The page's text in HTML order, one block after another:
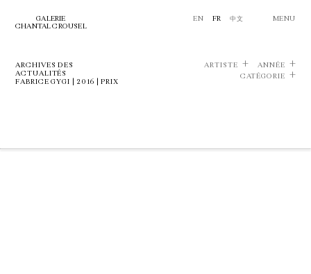
GALERIE
CHANTAL CROUSEL
EN FR 中文 MENU
ARCHIVES DES
ACTUALITÉS
FABRICE GYGI | 2016 | PRIX
ARTISTE
ANNÉE
CATÉGORIE